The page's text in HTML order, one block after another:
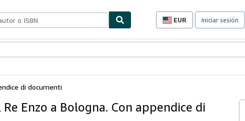
EUR
Preferencias
compra
sitio.
Iniciar sesión
di documenti
Enzo a Bologna. Con appendice di